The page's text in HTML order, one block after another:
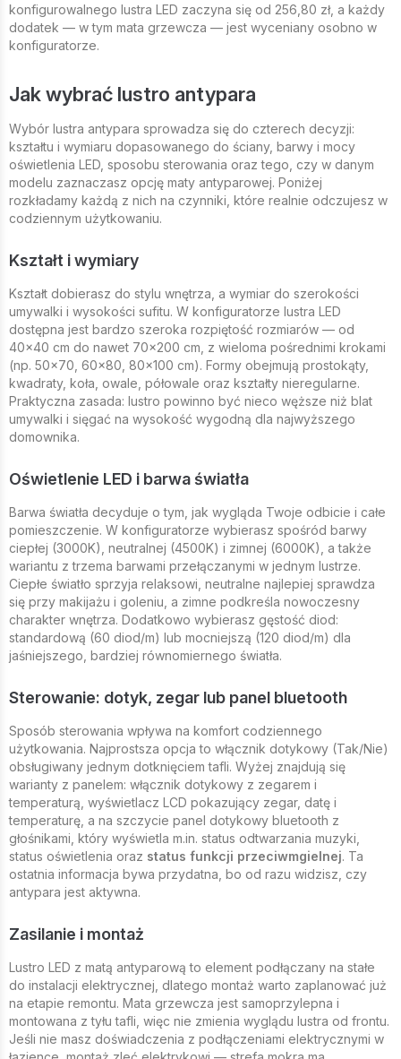
konfigurowalnego lustra LED zaczyna się od 256,80 zł, a każdy
dodatek — w tym mata grzewcza — jest wyceniany osobno w
konfiguratorze.
Jak wybrać lustro antypara
Wybór lustra antypara sprowadza się do czterech decyzji:
kształtu i wymiaru dopasowanego do ściany, barwy i mocy
oświetlenia LED, sposobu sterowania oraz tego, czy w danym
modelu zaznaczasz opcję maty antyparowej. Poniżej
rozkładamy każdą z nich na czynniki, które realnie odczujesz w
codziennym użytkowaniu.
Kształt i wymiary
Kształt dobierasz do stylu wnętrza, a wymiar do szerokości
umywalki i wysokości sufitu. W konfiguratorze lustra LED
dostępna jest bardzo szeroka rozpiętość rozmiarów — od
40×40 cm do nawet 70×200 cm, z wieloma pośrednimi krokami
(np. 50×70, 60×80, 80×100 cm). Formy obejmują prostokąty,
kwadraty, koła, owale, półowale oraz kształty nieregularne.
Praktyczna zasada: lustro powinno być nieco węższe niż blat
umywalki i sięgać na wysokość wygodną dla najwyższego
domownika.
Oświetlenie LED i barwa światła
Barwa światła decyduje o tym, jak wygląda Twoje odbicie i całe
pomieszczenie. W konfiguratorze wybierasz spośród barwy
ciepłej (3000K), neutralnej (4500K) i zimnej (6000K), a także
wariantu z trzema barwami przełączanymi w jednym lustrze.
Ciepłe światło sprzyja relaksowi, neutralne najlepiej sprawdza
się przy makijażu i goleniu, a zimne podkreśla nowoczesny
charakter wnętrza. Dodatkowo wybierasz gęstość diod:
standardową (60 diod/m) lub mocniejszą (120 diod/m) dla
jaśniejszego, bardziej równomiernego światła.
Sterowanie: dotyk, zegar lub panel bluetooth
Sposób sterowania wpływa na komfort codziennego
użytkowania. Najprostsza opcja to włącznik dotykowy (Tak/Nie)
obsługiwany jednym dotknięciem tafli. Wyżej znajdują się
warianty z panelem: włącznik dotykowy z zegarem i
temperaturą, wyświetlacz LCD pokazujący zegar, datę i
temperaturę, a na szczycie panel dotykowy bluetooth z
głośnikami, który wyświetla m.in. status odtwarzania muzyki,
status oświetlenia oraz status funkcji przeciwmgielnej. Ta
ostatnia informacja bywa przydatna, bo od razu widzisz, czy
antypara jest aktywna.
Zasilanie i montaż
Lustro LED z matą antyparową to element podłączany na stałe
do instalacji elektrycznej, dlatego montaż warto zaplanować już
na etapie remontu. Mata grzewcza jest samoprzylepna i
montowana z tyłu tafli, więc nie zmienia wyglądu lustra od frontu.
Jeśli nie masz doświadczenia z podłączeniami elektrycznymi w